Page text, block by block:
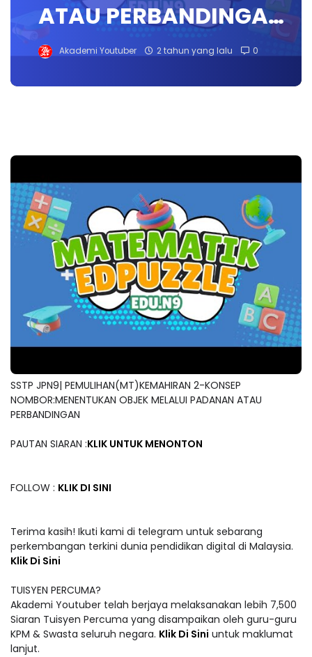
ATAU PERBANDINGA…
Akademi Youtuber 2 tahun yang lalu 0
SSTP JPN9| PEMULIHAN(MT)KEMAHIRAN 2-KONSEP
NOMBOR:MENENTUKAN OBJEK MELALUI PADANAN ATAU
PERBANDINGAN
PAUTAN SIARAN :KLIK UNTUK MENONTON
FOLLOW : KLIK DI SINI
Terima kasih! Ikuti kami di telegram untuk sebarang
perkembangan terkini dunia pendidikan digital di Malaysia.
Klik Di Sini
TUISYEN PERCUMA?
Akademi Youtuber telah berjaya melaksanakan lebih 7,500
Siaran Tuisyen Percuma yang disampaikan oleh guru-guru
KPM & Swasta seluruh negara. Klik Di Sini untuk maklumat
lanjut.